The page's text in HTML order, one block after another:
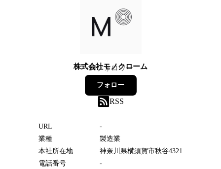
株式会社モノクローム
14フォロワー
フォロー
RSS
URL
-
業種
製造業
本社所在地
神奈川県横須賀市秋谷4321
電話番号
-